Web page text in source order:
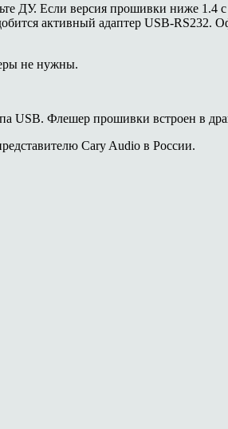
Если версия прошивки ниже 1.4 с
активный адаптер USB-
не нужны.
USB. Флешер прошивки встроен в
Cary Audio в России.